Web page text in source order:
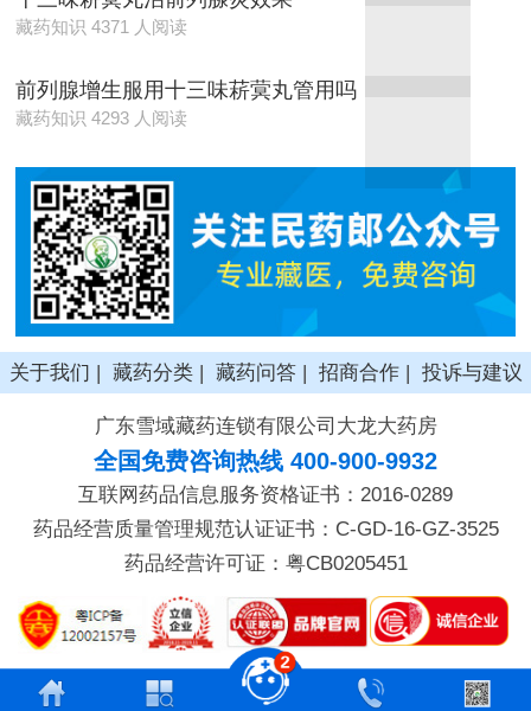
藏药知识 4371 人阅读
前列腺增生服用十三味菥蓂丸管用吗
藏药知识 4293 人阅读
关于我们 | 藏药分类| 藏药问答| 招商合作| 投诉与建议
广东雪域藏药连锁有限公司大龙大药房
全国免费咨询热线 400-900-9932
互联网药品信息服务资格证书：2016-0289
药品经营质量管理规范认证证书：C-GD-16-GZ-3525
药品经营许可证：粤CB0205451